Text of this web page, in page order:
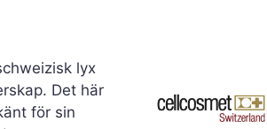
lyx
Det här
för sin